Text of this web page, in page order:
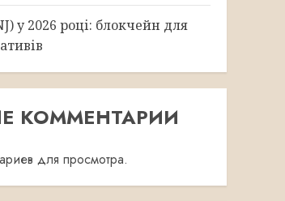
у 2026 році: блокчейн для
КОММЕНТАРИИ
для просмотра.